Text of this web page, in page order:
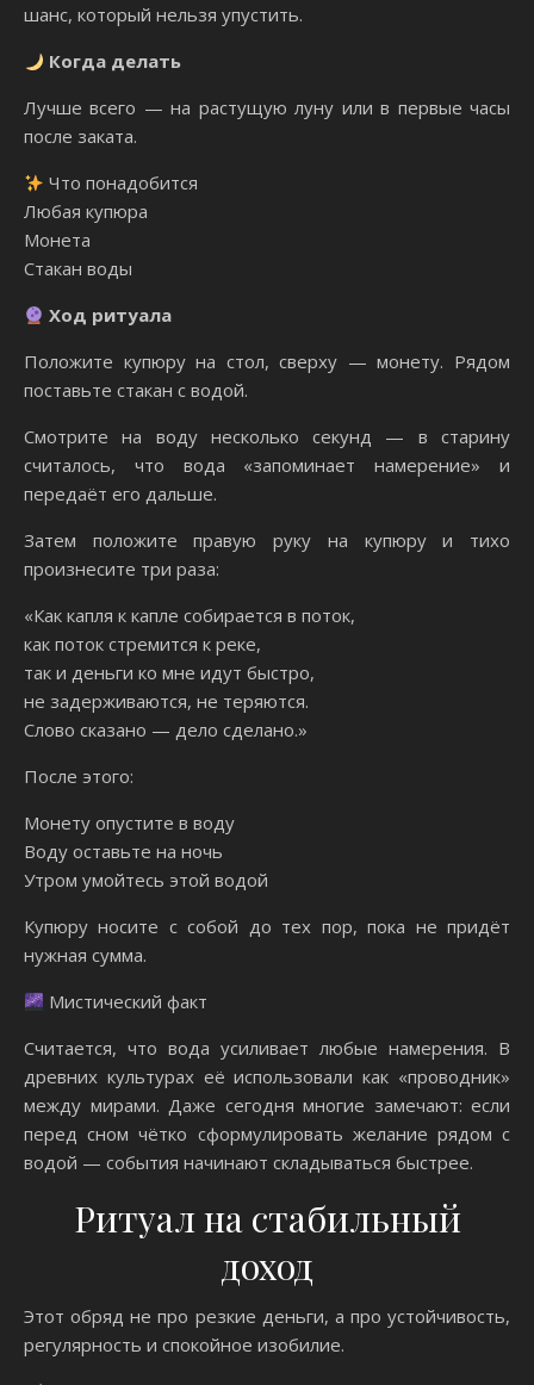
шанс, который нельзя упустить.
Когда делать
Лучше всего — на растущую луну или в первые часы
после заката.
Что понадобится
Любая купюра
Монета
Стакан воды
Ход ритуала
Положите купюру на стол, сверху — монету. Рядом
поставьте стакан с водой.
Смотрите на воду несколько секунд — в старину
считалось, что вода «запоминает намерение» и
передаёт его дальше.
Затем положите правую руку на купюру и тихо
произнесите три раза:
«Как капля к капле собирается в поток,
как поток стремится к реке,
так и деньги ко мне идут быстро,
не задерживаются, не теряются.
Слово сказано — дело сделано.»
После этого:
Монету опустите в воду
Воду оставьте на ночь
Утром умойтесь этой водой
Купюру носите с собой до тех пор, пока не придёт
нужная сумма.
Мистический факт
Считается, что вода усиливает любые намерения. В
древних культурах её использовали как «проводник»
между мирами. Даже сегодня многие замечают: если
перед сном чётко сформулировать желание рядом с
водой — события начинают складываться быстрее.
Ритуал на стабильный
доход
Этот обряд не про резкие деньги, а про устойчивость,
регулярность и спокойное изобилие.